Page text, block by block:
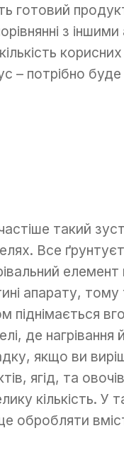
готовий
з
корисних
– потрібно буде
такий
Все
апарату,
піднімається
де
якщо ви
ягід, та
кількість. У
обробляти